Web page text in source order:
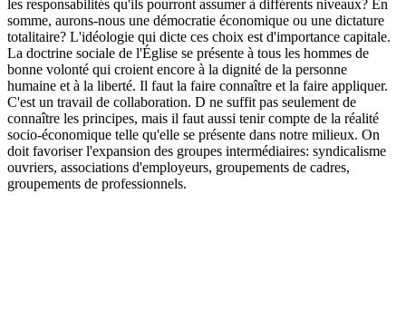
les responsabilités qu'ils pourront assumer à différents niveaux? En
somme, aurons-nous une démocratie économique ou une dictature
totalitaire? L'idéologie qui dicte ces choix est d'importance capitale.
La doctrine sociale de l'Église se présente à tous les hommes de
bonne volonté qui croient encore à la dignité de la personne
humaine et à la liberté. Il faut la faire connaître et la faire appliquer.
C'est un travail de collaboration. D ne suffit pas seulement de
connaître les principes, mais il faut aussi tenir compte de la réalité
socio-économique telle qu'elle se présente dans notre milieux. On
doit favoriser l'expansion des groupes intermédiaires: syndicalisme
ouvriers, associations d'employeurs, groupements de cadres,
groupements de professionnels.